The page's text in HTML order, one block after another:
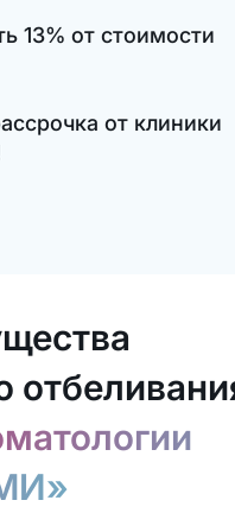
13% от стоимости
от клиники